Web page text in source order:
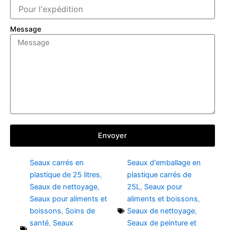
Message
Envoyer
Seaux carrés en
plastique de 25 litres,
Seaux de nettoyage,
Seaux pour aliments et
boissons, Soins de
santé, Seaux
Seaux d'emballage en
plastique carrés de
25L, Seaux pour
aliments et boissons,
Seaux de nettoyage,
Seaux de peinture et